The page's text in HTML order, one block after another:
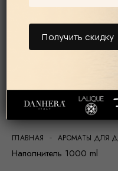
ГЛАВНАЯ АРОМАТЫ ДЛЯ
Наполнитель 1000 ml